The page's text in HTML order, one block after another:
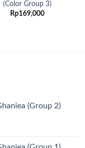
(Color Group 3)
Rp169,000
(Group 2)